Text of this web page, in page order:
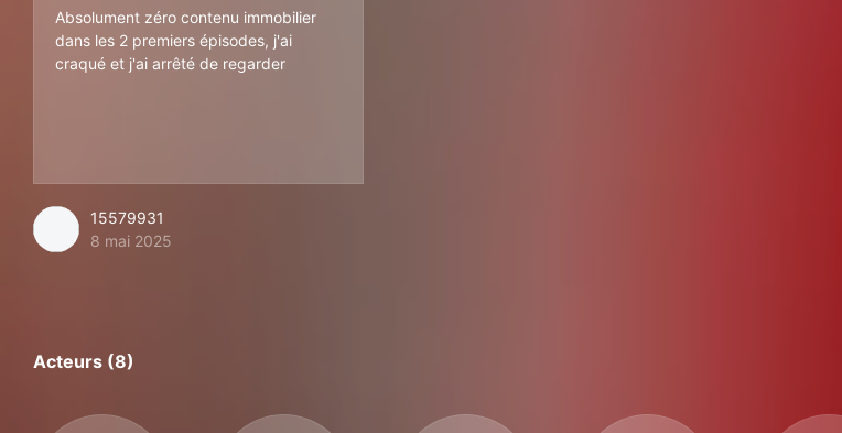
Absolument zéro contenu immobilier
dans les 2 premiers épisodes, j'ai
craqué et j'ai arrêté de regarder
15579931
8 mai 2025
Acteurs (8)